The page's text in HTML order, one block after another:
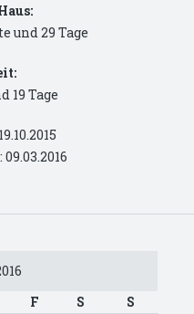
und 29 Tage
19 Tage
F S
S